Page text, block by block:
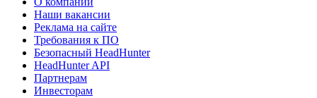
Наши вакансии
Реклама на сайте
Требования к ПО
Безопасный HeadHunter
HeadHunter API
Партнерам
Инвесторам